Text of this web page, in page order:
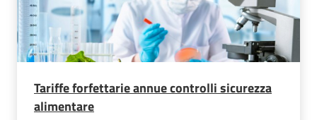
Tariffe forfettarie annue controlli sicurezza
alimentare